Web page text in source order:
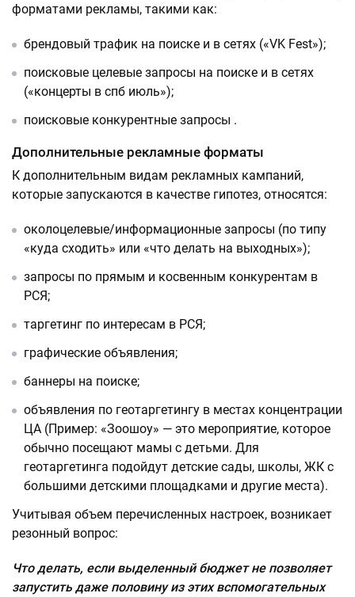
форматами рекламы, такими как:
брендовый трафик на поиске и в сетях («VK Fest»);
поисковые целевые запросы на поиске и в сетях
(«концерты в спб июль»);
поисковые конкурентные запросы .
Дополнительные рекламные форматы
К дополнительным видам рекламных кампаний,
которые запускаются в качестве гипотез, относятся:
околоцелевые/информационные запросы (по типу
«куда сходить» или «что делать на выходных»);
запросы по прямым и косвенным конкурентам в
РСЯ;
таргетинг по интересам в РСЯ;
графические объявления;
баннеры на поиске;
объявления по геотаргетингу в местах концентрации
ЦА (Пример: «Зоошоу» — это мероприятие, которое
обычно посещают мамы с детьми. Для
геотаргетинга подойдут детские сады, школы, ЖК с
большими детскими площадками и другие места).
Учитывая объем перечисленных настроек, возникает
резонный вопрос:
Что делать, если выделенный бюджет не позволяет
запустить даже половину из этих вспомогательных